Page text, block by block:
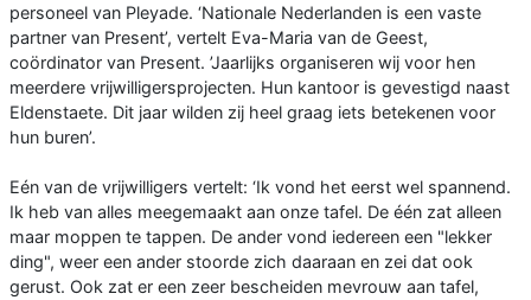
personeel van Pleyade. ‘Nationale Nederlanden is een vaste
partner van Present’, vertelt Eva-Maria van de Geest,
coördinator van Present. ’Jaarlijks organiseren wij voor hen
meerdere vrijwilligersprojecten. Hun kantoor is gevestigd naast
Eldenstaete. Dit jaar wilden zij heel graag iets betekenen voor
hun buren’.
Eén van de vrijwilligers vertelt: ‘Ik vond het eerst wel spannend.
Ik heb van alles meegemaakt aan onze tafel. De één zat alleen
maar moppen te tappen. De ander vond iedereen een "lekker
ding", weer een ander stoorde zich daaraan en zei dat ook
gerust. Ook zat er een zeer bescheiden mevrouw aan tafel,